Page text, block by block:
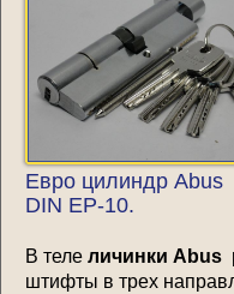
Евро цилиндр
DIN EP-10.
В теле личинки Abus
штифты в трех